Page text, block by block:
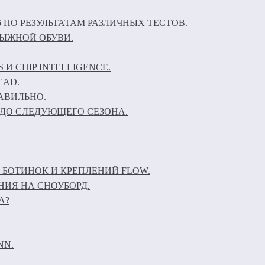
ПО РЕЗУЛЬТАТАМ РАЗЛИЧНЫХ ТЕСТОВ.
ОБУВИ.
CHIP INTELLIGENCE.
СЛЕДУЮЩЕГО СЕЗОНА.
И КРЕПЛЕНИЙ FLOW.
НА СНОУБОРД.